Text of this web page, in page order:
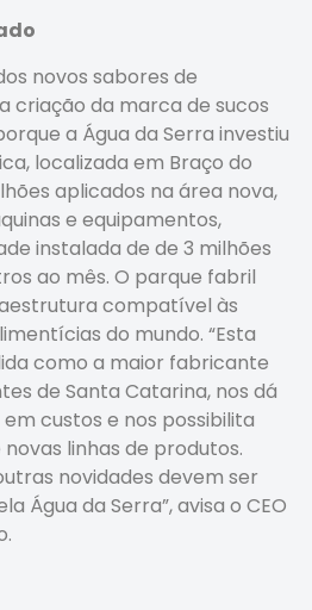
novos sabores de
criação da marca de sucos
a Água da Serra investiu
localizada em Braço do
aplicados na área nova,
e equipamentos,
instalada de de 3 milhões
ao mês. O parque fabril
compatível às
do mundo. “Esta
como a maior fabricante
de Santa Catarina, nos dá
custos e nos possibilita
linhas de produtos.
novidades devem ser
Água da Serra”, avisa o CEO